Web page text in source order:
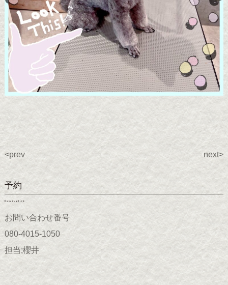
<prev next>
予約
Reservation
お問い合わせ番号
080-4015-1050
担当;櫻井